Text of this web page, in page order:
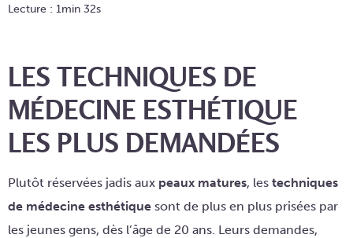
Lecture : 1min 32s
LES TECHNIQUES DE
MÉDECINE ESTHÉTIQUE
LES PLUS DEMANDÉES
Plutôt réservées jadis aux peaux matures, les techniques
de médecine esthétique sont de plus en plus prisées par
les jeunes gens, dès l’âge de 20 ans. Leurs demandes,